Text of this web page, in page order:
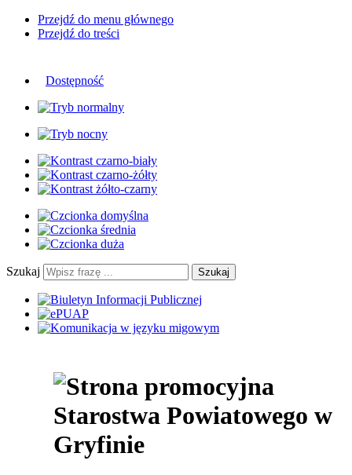
Przejdź do menu głównego
Przejdź do treści
Dostępność
Szukaj Szukaj